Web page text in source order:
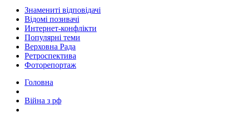
Знамениті відповідачі
Відомі позивачі
Интернет-конфлікти
Популярні теми
Верховна Рада
Ретроспектива
Фоторепортаж
Головна
Війна з рф